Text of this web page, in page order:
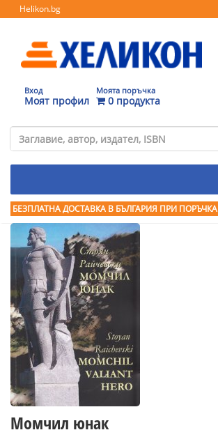
Helikon.bg
Вход
Моят профил
Моята поръчка
0 продукта
БЕЗПЛАТНА ДОСТАВКА В БЪЛГАРИЯ ПРИ ПОРЪЧКА
Момчил юнак